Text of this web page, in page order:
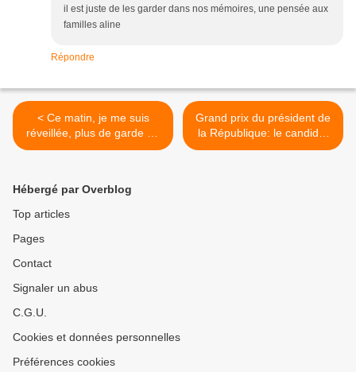
il est juste de les garder dans nos mémoires, une pensée aux
familles aline
Répondre
< Ce matin, je me suis
réveillée, plus de garde du
corps à ma porte
Grand prix du président de
la République: le candidat
vert se rallie à la casaque
Hébergé par Overblog
Top articles
Pages
Contact
Signaler un abus
C.G.U.
Cookies et données personnelles
Préférences cookies